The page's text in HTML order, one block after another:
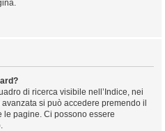
di ricerca visibile nell’Indice, nei
si può accedere premendo il
le pagine. Ci possono essere